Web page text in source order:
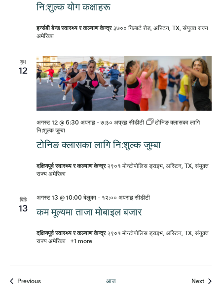
नि:शुल्क योग कक्षाहरू
हर्न्सबी बेन्ड स्वास्थ्य र कल्याण केन्द्र३७०० गिल्बर्ट रोड, अस्टिन, TX, संयुक्त राज्य
अमेरिका
बुध
12
टोनिङ क्लासका लागि नि:शुल्क जुम्बा
अगस्ट 12 @ 6:30 अपराह्न-७:३० अप्रह्न सीडीटी
टोनिङ क्लासका लागि
नि:शुल्क जुम्बा
दक्षिणपूर्व स्वास्थ्य र कल्याण केन्द्र२९०१ मोन्टोपोलिस ड्राइभ, अस्टिन, TX, संयुक्त
राज्य अमेरिका
बिहि
13 कम मूल्यमा ताजा मोबाइल बजार
अगस्ट 13 @ 10:00 बेलुका- १२:०० अपराह्न सीडीटी
दक्षिणपूर्व स्वास्थ्य र कल्याण केन्द्र२९०१ मोन्टोपोलिस ड्राइभ, अस्टिन, TX, संयुक्त
राज्य अमेरिका
+1 more
Previousघटनाहरू आज Next